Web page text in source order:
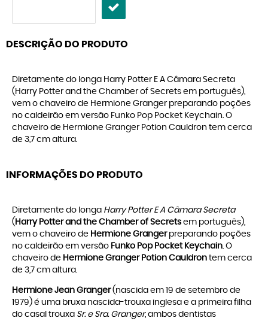
DESCRIÇÃO DO PRODUTO
Diretamente do longa Harry Potter E A Câmara Secreta
(Harry Potter and the Chamber of Secrets em português),
vem o chaveiro de Hermione Granger preparando poções
no caldeirão em versão Funko Pop Pocket Keychain. O
chaveiro de Hermione Granger Potion Cauldron tem cerca
de 3,7 cm altura.
INFORMAÇÕES DO PRODUTO
Diretamente do longa Harry Potter E A Câmara Secreta
( Harry Potter and the Chamber of Secrets em português),
vem o chaveiro de Hermione Grangerpreparando poções
no caldeirão em versão Funko Pop Pocket Keychain. O
chaveiro de Hermione Granger Potion Cauldron tem cerca
de 3,7 cm altura.
Hermione Jean Granger(nascida em 19 de setembro de
1979) é uma bruxa nascida-trouxa inglesa e a primeira filha
do casal trouxa Sr. e Sra. Granger, ambos dentistas